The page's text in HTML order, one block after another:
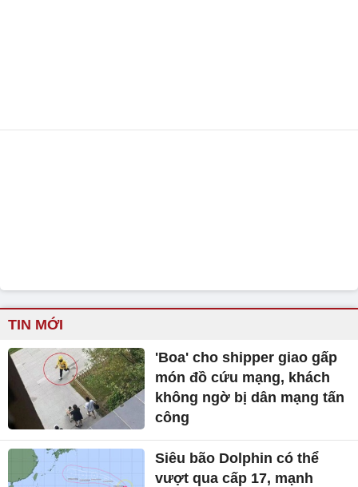
TIN MỚI
'Boa' cho shipper giao gấp
món đồ cứu mạng, khách
không ngờ bị dân mạng tấn
công
Siêu bão Dolphin có thể
vượt qua cấp 17, mạnh